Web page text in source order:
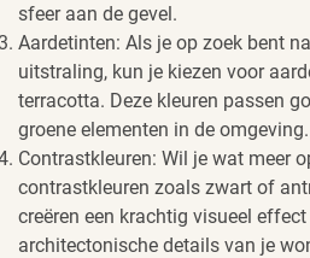
sfeer aan de gevel.
Aardetinten: Als je op zoek bent
uitstraling, kun je kiezen voor
terracotta. Deze kleuren passen
groene elementen in de omgeving.
Contrastkleuren: Wil je wat meer
contrastkleuren zoals zwart of
creëren een krachtig visueel
architectonische details van je